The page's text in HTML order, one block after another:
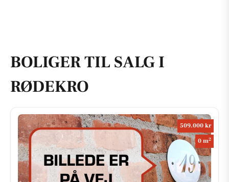
BOLIGER TIL SALG I
RØDEKRO
509.000 kr
0 m2